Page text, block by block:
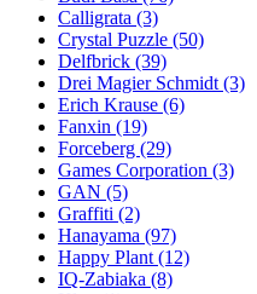
Calligrata (3)
Crystal Puzzle (50)
Delfbrick (39)
Drei Magier Schmidt (3)
Erich Krause (6)
Fanxin (19)
Forceberg (29)
Games Corporation (3)
GAN (5)
Graffiti (2)
Hanayama (97)
Happy Plant (12)
IQ-Zabiaka (8)